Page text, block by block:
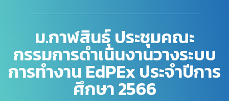
ม.กาฬสินธุ์ ประชุมคณะ
กรรมการดำเนินงานวางระบบ
การทำงาน EdPEx ประจำปีการ
ศึกษา 2566